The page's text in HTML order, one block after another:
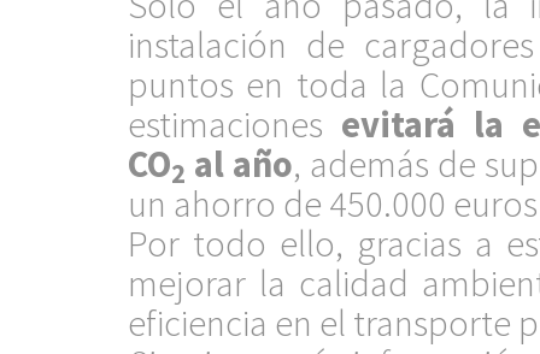
instalación de
puntos en toda la
estimaciones evitará la
CO2 al año, además de
un ahorro de 450.000
Por todo ello, gracias a
mejorar la calidad
eficiencia en el transporte